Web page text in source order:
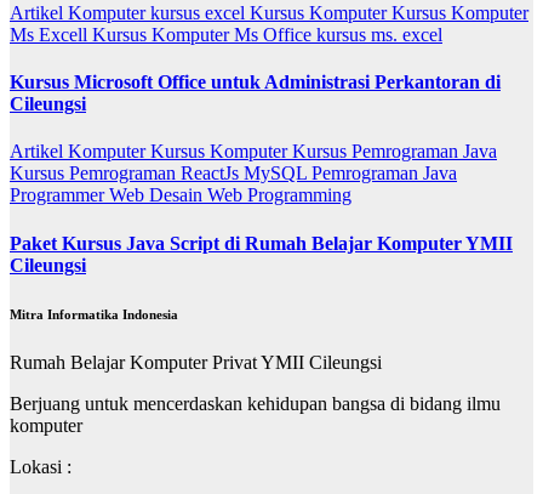
Artikel Komputerkursus excel Kursus KomputerKursus Komputer
Ms Excell Kursus Komputer Ms Office kursus ms. excel
Kursus Microsoft Office untuk Administrasi Perkantoran di
Cileungsi
Artikel KomputerKursus KomputerKursus Pemrograman Java
Kursus Pemrograman ReactJs MySQL Pemrograman Java
ProgrammerWeb Desain Web Programming
Paket Kursus Java Script di Rumah Belajar Komputer YMII
Cileungsi
Mitra Informatika Indonesia
Rumah Belajar Komputer Privat YMII Cileungsi
Berjuang untuk mencerdaskan kehidupan bangsa di bidang ilmu
komputer
Lokasi :